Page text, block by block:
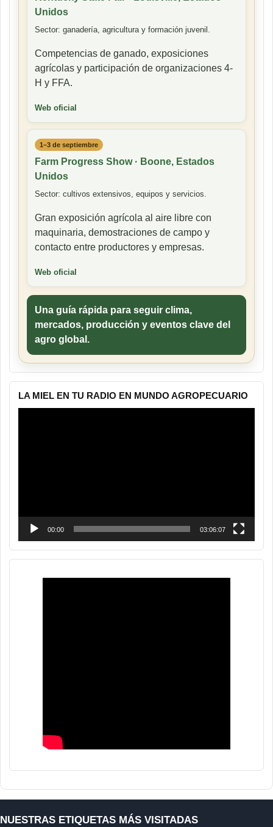
Unidos
Sector: ganadería, agricultura y formación juvenil.
Competencias de ganado, exposiciones
agrícolas y participación de organizaciones 4-
H y FFA.
Web oficial
1–3 de septiembre
Farm Progress Show · Boone, Estados
Unidos
Sector: cultivos extensivos, equipos y servicios.
Gran exposición agrícola al aire libre con
maquinaria, demostraciones de campo y
contacto entre productores y empresas.
Web oficial
Una guía rápida para seguir clima,
mercados, producción y eventos clave del
agro global.
LA MIEL EN TU RADIO EN MUNDO AGROPECUARIO
00:00 03:06:07
NUESTRAS ETIQUETAS MÁS VISITADAS